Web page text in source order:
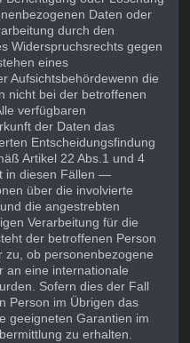
Daten oder
durch den
Widerspruchsrechts gegen
eines
Aufsichtsbehördewenn die
nicht bei der betroffenen
verfügbaren
der Daten das
Entscheidungsfindung
Artikel 22 Abs.1 und 4
in diesen Fällen —
über die involvierte
die angestrebten
Verarbeitung für die
der betroffenen Person
zu, ob personenbezogene
an eine internationale
Sofern dies der Fall
Person im Übrigen das
geeigneten Garantien im
zu erhalten.